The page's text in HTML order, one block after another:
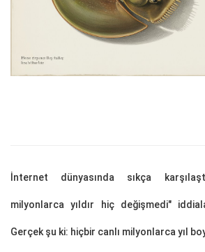
İnternet dünyasında sıkça
milyonlarca yıldır hiç değişmedi"
Gerçek şu ki: hiçbir canlı milyonlarca yıl